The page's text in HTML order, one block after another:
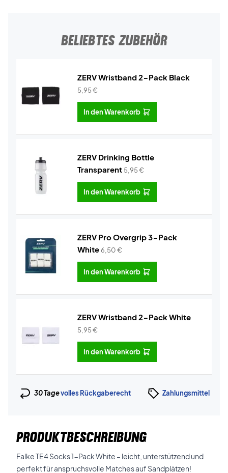
BELIEBTES ZUBEHÖR
ZERV Wristband 2-Pack Black
5,95€
In den Warenkorb
ZERV Drinking Bottle
Transparent 5,95€
In den Warenkorb
ZERV Pro Overgrip 3-Pack
White6,50€
In den Warenkorb
ZERV Wristband 2-Pack White
5,95€
In den Warenkorb
30 Tagevolles Rückgaberecht Zahlungsmittel
PRODUKTBESCHREIBUNG
Falke TE4 Socks 1-Pack White – leicht, unterstützend und
perfekt für anspruchsvolle Matches auf Sandplätzen!